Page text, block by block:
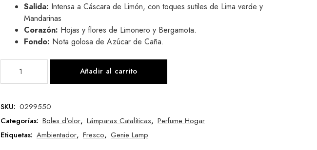
Salida: Intensa a Cáscara de Limón, con toques sutiles de Lima verde y
Mandarinas
Corazón: Hojas y flores de Limonero y Bergamota.
Fondo: Nota golosa de Azúcar de Caña.
Añadir al carrito
SKU: 0299550
Categorías: Boles d'olor, Lámparas Catalíticas, Perfume Hogar
Etiquetas: Ambientador, Fresco, Genie Lamp